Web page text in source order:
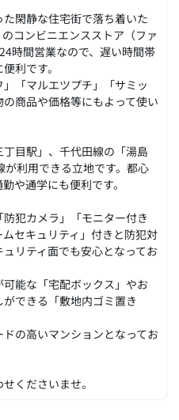
閑静な住宅街で落ち着いた
コンビニエンスストア（ファ
時間営業なので、遅い時間帯
利です。
「マルエツプチ」「サミッ
商品や価格等にもよって使い
目駅」、千代田線の「湯島
利用できる立地です。都心
や通学にも便利です。
犯カメラ」「モニター付き
セキュリティ」付きと防犯対
リティ面でも安心となってお
能な「宅配ボックス」やお
できる「敷地内ゴミ置き
の高いマンションとなってお
くださいませ。